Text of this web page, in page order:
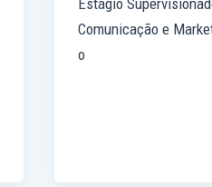
Estágio
Comunicação e
o